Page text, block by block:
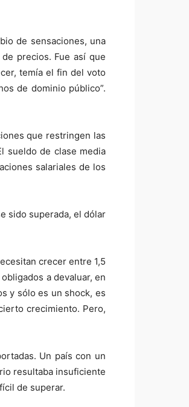
de sensaciones, una
precios. Fue así que
temía el fin del voto
de dominio público”.
que restringen las
sueldo de clase media
salariales de los
sido superada, el dólar
crecer entre 1,5
a devaluar, en
y sólo es un shock, es
crecimiento. Pero,
Un país con un
resultaba insuficiente
de superar.